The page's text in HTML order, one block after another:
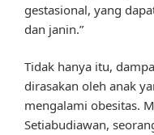
gestasional, yang
dan janin.”
Tidak hanya itu,
dirasakan oleh anak
mengalami obesitas.
Setiabudiawan,